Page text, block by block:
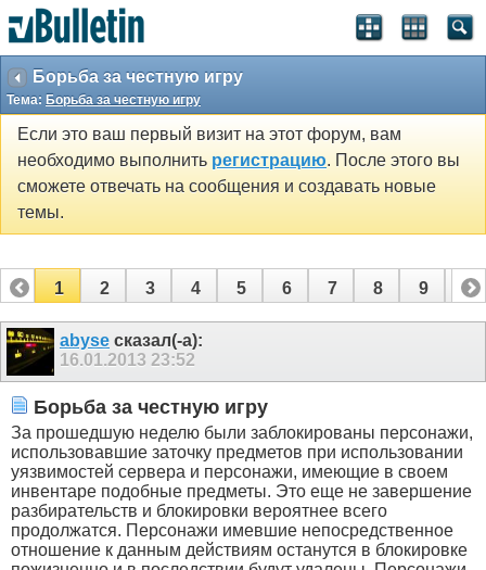
Борьба за честную игру
Тема: Борьба за честную игру
Если это ваш первый визит на этот форум, вам
необходимо выполнить регистрацию. После этого вы
сможете отвечать на сообщения и создавать новые
темы.
1 2 3 4 5 6 7 8 9 10
11 14
abyse сказал(-а):
16.01.2013 23:52
Борьба за честную игру
За прошедшую неделю были заблокированы персонажи,
использовавшие заточку предметов при использовании
уязвимостей сервера и персонажи, имеющие в своем
инвентаре подобные предметы. Это еще не завершение
разбирательств и блокировки вероятнее всего
продолжатся. Персонажи имевшие непосредственное
отношение к данным действиям останутся в блокировке